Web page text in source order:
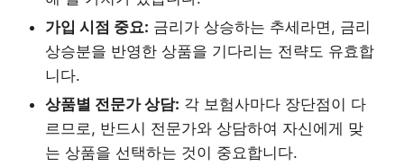
가입 시점 중요: 금리가 상승하는 추세라면, 금리
상승분을 반영한 상품을 기다리는 전략도 유효합
니다.
상품별 전문가 상담: 각 보험사마다 장단점이 다
르므로, 반드시 전문가와 상담하여 자신에게 맞
는 상품을 선택하는 것이 중요합니다.